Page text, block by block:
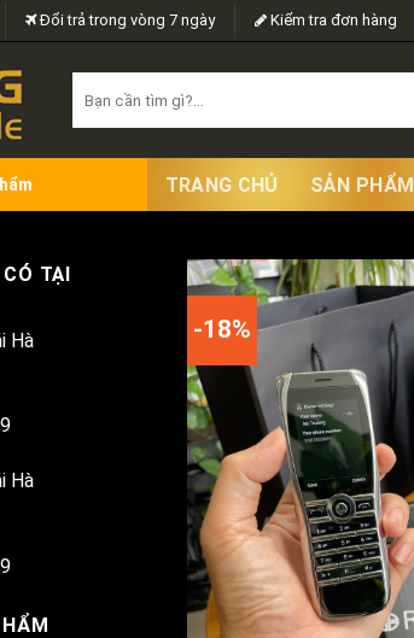
Đổi trả trong vòng 7 ngày Kiểm tra đơn hàng
for:
TRANG CHỦ SẢN PHẨM
TẠI
Hà
Hà
-18%